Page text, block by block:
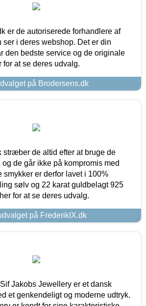
er de autoriserede forhandlere af
i deres webshop. Det er din
den bedste service og de originale
for at se deres udvalg.
på Brodersens.dk
stræber de altid efter at bruge de
og de går ikke på kompromis med
smykker er derfor lavet i 100%
sølv og 22 karat guldbelagt 925
for at se deres udvalg.
på FrederikIX.dk
Jakobs Jewellery er et dansk
et genkendeligt og moderne udtryk.